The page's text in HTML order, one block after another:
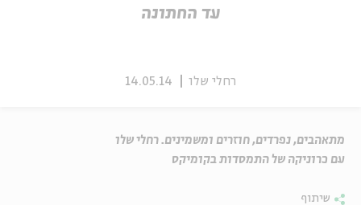
עד החתונה
רחלי שלו 14.05.14
מתאהבים, נפרדים, חוזרים ומשמינים. רחלי שלו
עם כרוניקה של התמסדות בקומיקס
שיתוף